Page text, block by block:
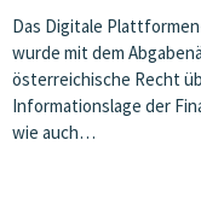
Das Digitale
wurde mit dem
österreichische Recht
Informationslage der
wie auch…